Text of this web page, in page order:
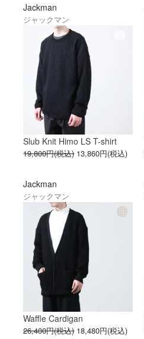
Jackman
ジャックマン
Slub Knit Himo LS T-shirt
19,800円(税込) 13,860円(税込)
Jackman
ジャックマン
Waffle Cardigan
26,400円(税込) 18,480円(税込)